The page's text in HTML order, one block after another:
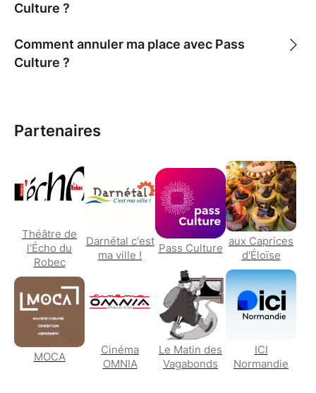
Culture ?
Comment annuler ma place avec Pass
Culture ?
Partenaires
Théâtre de
l'Écho du
Robec
Darnétal c'est
ma ville !
Pass Culture
aux Caprices
d'Éloïse
MOCA
Cinéma
OMNIA
Le Matin des
Vagabonds
ICI
Normandie